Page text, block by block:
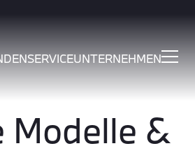
SERVICEUNTERNEHMEN
Modelle &